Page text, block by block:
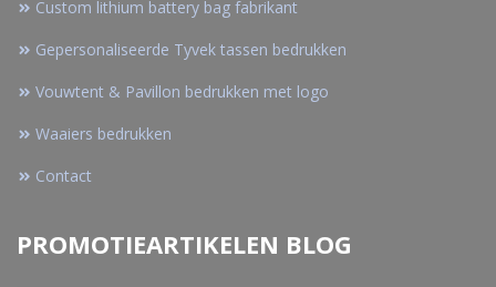
Custom lithium battery bag fabrikant
Gepersonaliseerde Tyvek tassen bedrukken
Vouwtent & Pavillon bedrukken met logo
Waaiers bedrukken
Contact
PROMOTIEARTIKELEN BLOG